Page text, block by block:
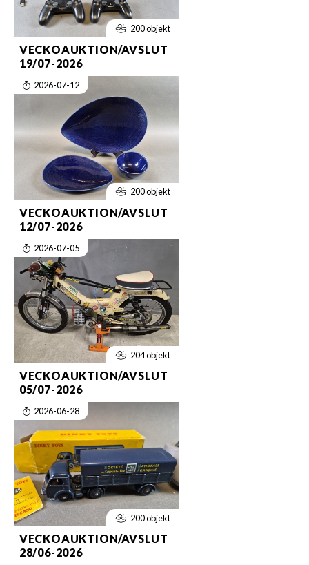
200 objekt
VECKOAUKTION/AVSLUT
19/07-2026
2026-07-12
200 objekt
VECKOAUKTION/AVSLUT
12/07-2026
2026-07-05
204 objekt
VECKOAUKTION/AVSLUT
05/07-2026
2026-06-28
200 objekt
VECKOAUKTION/AVSLUT
28/06-2026